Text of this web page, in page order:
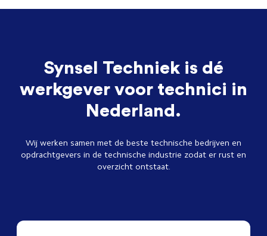
Synsel Techniek is dé
werkgever voor technici in
Nederland.
Wij werken samen met de beste technische bedrijven en
opdrachtgevers in de technische industrie zodat er rust en
overzicht ontstaat.